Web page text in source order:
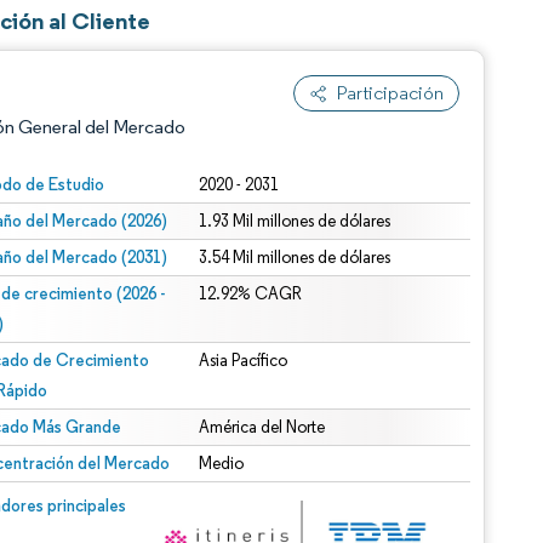
al Cliente
Participación
General del Mercado
de Estudio 2020 - 2031
del Mercado (2026) 1.93 Mil millones de dólares
del Mercado (2031) 3.54 Mil millones de dólares
de crecimiento (2026 -
12.92% CAGR
de Crecimiento
Asia Pacífico
Más Grande América del Norte
del Mercado Medio
principales
© Mordor Intelligence. El uso requiere atribución según CC BY 4.0.
CC BY 4.0.